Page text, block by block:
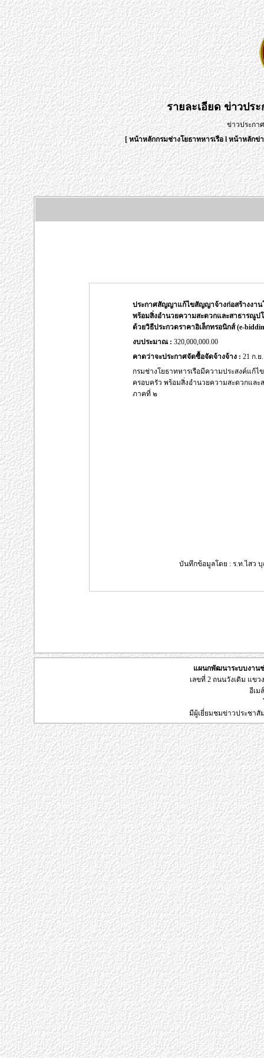
รายละเอียดข่าวปร
ข่าวประกา
[หน้าหลักกรมช่างโยธาทหารเรือlหน้าหลักข่
ประกาศสัญญาแก้ไขสัญญาจ้างก่อสร้างงาน
พร้อมสิ่งอำนวยความสะดวกและสาธารณูป
ด้วยวิธีประกวดราคาอิเล็กทรอนิกส์ (e-
งบประมาณ : 320,000,000.00
คาดว่าจะประกาศจัดซื้อจัดจ้างจ้าง : 21 ก.ย
กรมช่างโยธาทหารเรือมีความประสงค์แก้
ครอบครัว พร้อมสิ่งอำนวยความสะดวกแล
ภาคที่ ๒
บันทึกข้อมูลโดย : ร.ท.ไสว บุ
แผนกพัฒนาระบบงานช่
เลขที่ 2 ถนนวังเดิม แขว
อีเม
มีผู้เยี่ยมชมข่าวประชา